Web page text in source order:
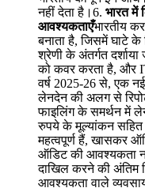
नहीं देता है।6. भारत में
आवश्यकताएँभारतीय कर
बनाता है, जिसमें घाटे
श्रेणी के अंतर्गत
को कवर करता है, और
वर्ष 2025-26 से, एक
लेनदेन की अलग से
फाइलिंग के समर्थन में
रुपये के मूल्यांकन सहित
महत्वपूर्ण हैं, खासकर
ऑडिट की आवश्यकता
दाखिल करने की अंतिम
आवश्यकता वाले